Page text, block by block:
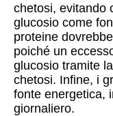
chetosi, evitando
glucosio come
proteine
poiché un
glucosio tramite
chetosi. Infine, i
fonte energetica,
giornaliero.